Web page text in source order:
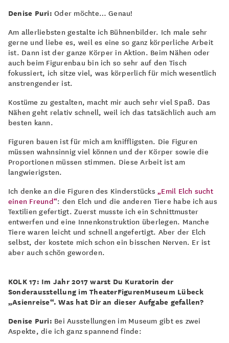
Denise Puri:Oder möchte… Genau!
Am allerliebsten gestalte ich Bühnenbilder. Ich male sehr
gerne und liebe es, weil es eine so ganz körperliche Arbeit
ist. Dann ist der ganze Körper in Aktion. Beim Nähen oder
auch beim Figurenbau bin ich so sehr auf den Tisch
fokussiert, ich sitze viel, was körperlich für mich wesentlich
anstrengender ist.
Kostüme zu gestalten, macht mir auch sehr viel Spaß. Das
Nähen geht relativ schnell, weil ich das tatsächlich auch am
besten kann.
Figuren bauen ist für mich am kniffligsten. Die Figuren
müssen wahnsinnig viel können und der Körper sowie die
Proportionen müssen stimmen. Diese Arbeit ist am
langwierigsten.
Ich denke an die Figuren des Kinderstücks „Emil Elch sucht
einen Freund“: den Elch und die anderen Tiere habe ich aus
Textilien gefertigt. Zuerst musste ich ein Schnittmuster
entwerfen und eine Innenkonstruktion überlegen. Manche
Tiere waren leicht und schnell angefertigt. Aber der Elch
selbst, der kostete mich schon ein bisschen Nerven. Er ist
aber auch schön geworden.
KOLK 17: Im Jahr 2017 warst Du Kuratorin der
Sonderausstellung im TheaterFigurenMuseum Lübeck
„Asienreise“. Was hat Dir an dieser Aufgabe gefallen?
Denise Puri: Bei Ausstellungen im Museum gibt es zwei
Aspekte, die ich ganz spannend finde: